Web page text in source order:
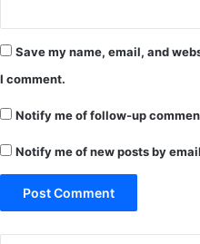
ल
ता
Save my name, email, and
I comment.
Notify me of follow-up
Notify me of new posts by